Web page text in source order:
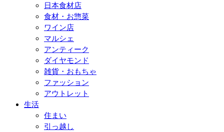
日本食材店
食材・お惣菜
ワイン店
マルシェ
アンティーク
ダイヤモンド
雑貨・おもちゃ
ファッション
アウトレット
生活
住まい
引っ越し